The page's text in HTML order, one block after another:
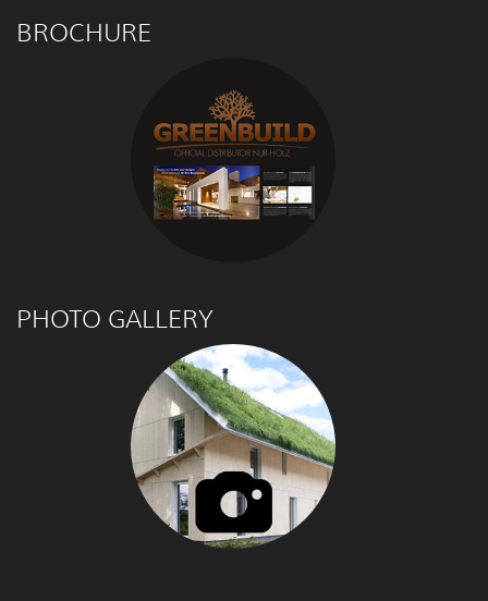
BROCHURE
PHOTO GALLERY